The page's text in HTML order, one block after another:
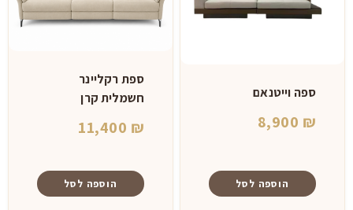
ספה וייטנאם
8,900 ₪
הוספה לסל
ספת רקליינר
חשמלית קרן
11,400 ₪
הוספה לסל